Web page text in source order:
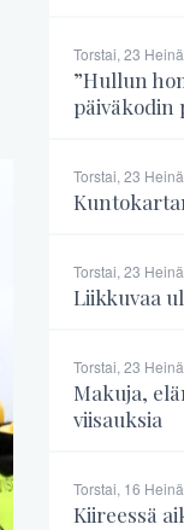
Torstai, 23
”Hullun
päiväkodin
Torstai, 23
Torstai, 23
Liikkuvaa
Torstai, 23
Makuja,
viisauksia
Torstai, 16
Kiireessä